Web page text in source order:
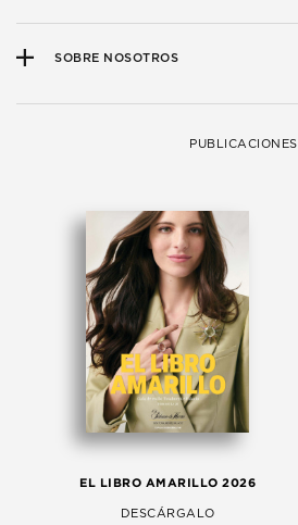
SOBRE NOSOTROS
PUBLICACIONES
EL LIBRO AMARILLO 2026
DESCÁRGALO